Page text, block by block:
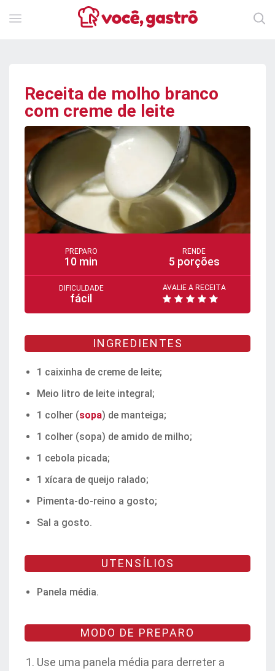
Receita de molho branco
com creme de leite
PREPARO
10 min
RENDE
5 porções
DIFICULDADE
fácil
AVALIE A RECEITA
INGREDIENTES
1 caixinha de creme de leite;
Meio litro de leite integral;
1 colher (sopa) de manteiga;
1 colher (sopa) de amido de milho;
1 cebola picada;
1 xícara de queijo ralado;
Pimenta-do-reino a gosto;
Sal a gosto.
UTENSÍLIOS
Panela média.
MODO DE PREPARO
Use uma panela média para derreter a